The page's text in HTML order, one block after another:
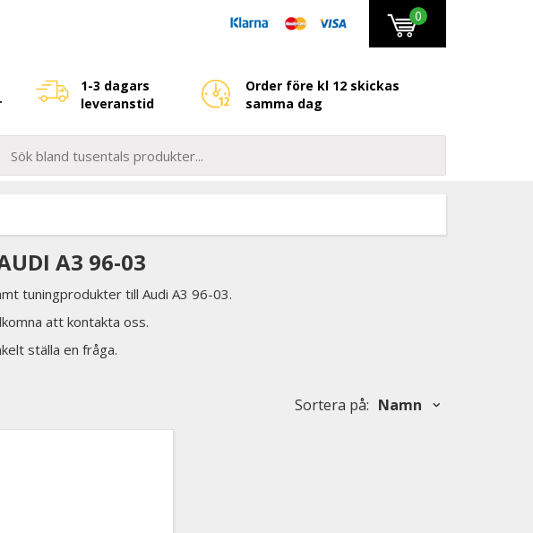
0
1-3 dagars
leveranstid
Order före kl 12 skickas
samma dag
A3 96-03
tuningprodukter till Audi A3 96-03.
att kontakta oss.
ställa en fråga.
Sortera på: Namn